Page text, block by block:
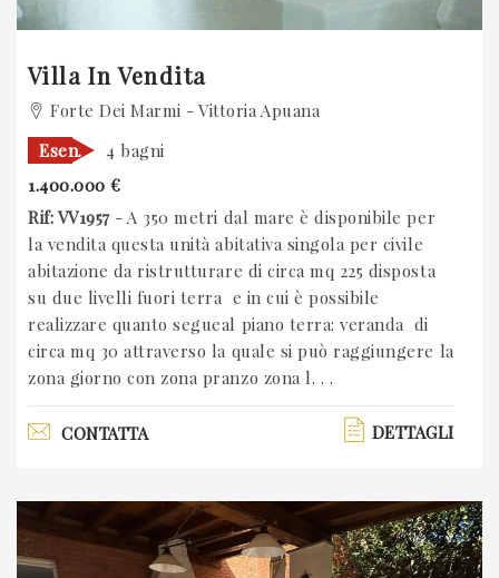
Villa In Vendita
Forte Dei Marmi - Vittoria Apuana
Esen.
4 bagni
1.400.000 €
Rif: VV1957- A 350 metri dal mare è disponibile per
la vendita questa unità abitativa singola per civile
abitazione da ristrutturare di circa mq 225 disposta
su due livelli fuori terra e in cui è possibile
realizzare quanto segueal piano terra: veranda di
circa mq 30 attraverso la quale si può raggiungere la
zona giorno con zona pranzo zona l. . .
CONTATTA DETTAGLI